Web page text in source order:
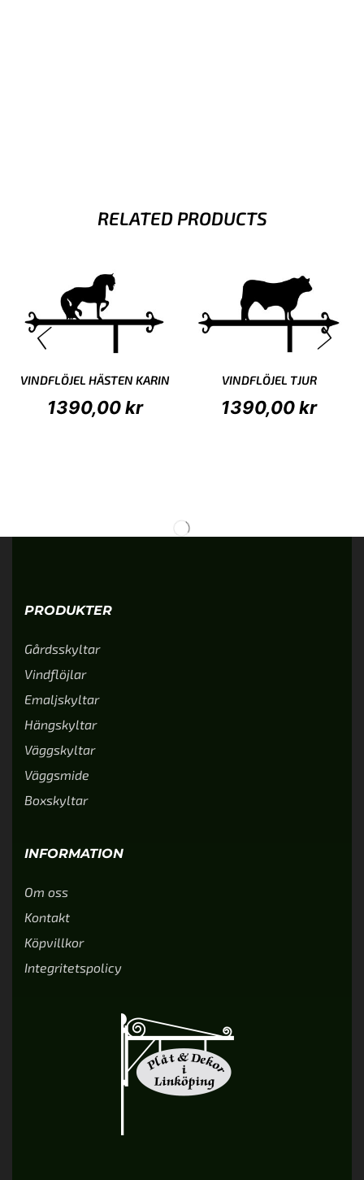
RELATED PRODUCTS
VINDFLÖJEL HÄSTEN KARIN
1390,00kr
VINDFLÖJEL TJUR
1390,00kr
PRODUKTER
Gårdsskyltar
Vindflöjlar
Emaljskyltar
Hängskyltar
Väggskyltar
Väggsmide
Boxskyltar
INFORMATION
Om oss
Kontakt
Köpvillkor
Integritetspolicy